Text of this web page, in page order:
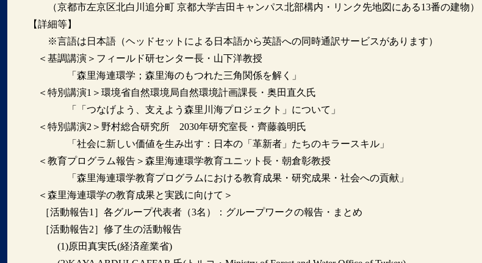
（京都市左京区北白川追分町 京都大学吉田キャンパス北部構内・リンク先地図にある13番の建物）
【詳細等】
※言語は日本語（ヘッドセットによる日本語から英語への同時通訳サービスがあります）
＜基調講演＞フィールド研センター長・山下洋教授
「森里海連環学；森里海のもつれた三角関係を解く」
＜特別講演1＞環境省自然環境局自然環境計画課長・奥田直久氏
「「つなげよう、支えよう森里川海プロジェクト」について」
＜特別講演2＞野村総合研究所 2030年研究室長・齊藤義明氏
「社会に新しい価値を生み出す：日本の「革新者」たちのキラースキル」
＜教育プログラム報告＞森里海連環学教育ユニット長・朝倉彰教授
「森里海連環学教育プログラムにおける教育成果・研究成果・社会への貢献」
＜森里海連環学の教育成果と実践に向けて＞
［活動報告1］各グループ代表者（3名）：グループワークの報告・まとめ
［活動報告2］修了生の活動報告
(1)原田真実氏(経済産業省)